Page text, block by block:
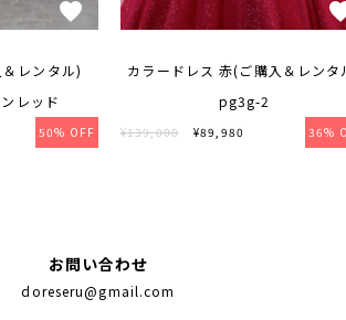
レンタル)
レッド
50% OFF
カラードレス 赤(ご購入＆レンタ
pg3g-2
¥139,000 ¥89,980 36%
お問い合わせ
doreseru@gmail.com